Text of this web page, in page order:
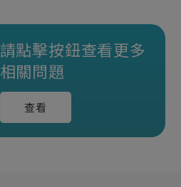
請點擊按鈕查看更多
相關問題
查看